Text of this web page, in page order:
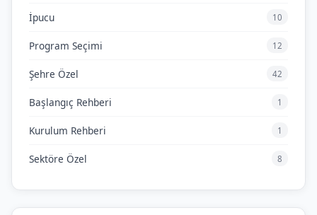
İpucu 10
Program Seçimi 12
Şehre Özel 42
Başlangıç Rehberi 1
Kurulum Rehberi 1
Sektöre Özel 8